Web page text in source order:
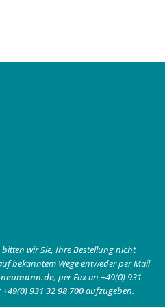
bitten wir Sie, Ihre Bestellung nicht
bekanntem Wege entweder per Mail
, per Fax an +49(0) 931
+49(0) 931 32 98 700aufzugeben.